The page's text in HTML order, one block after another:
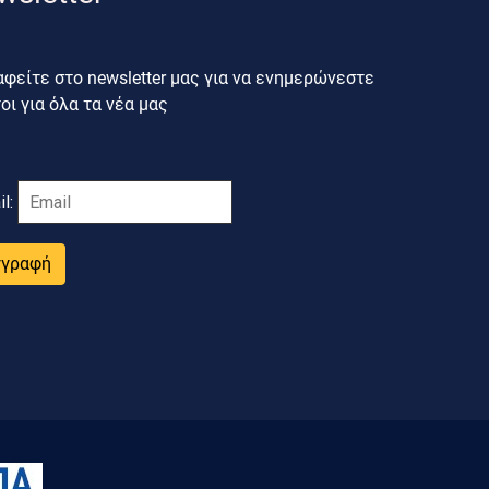
στο newsletter μας για να ενημερώνεστε
για όλα τα νέα μας